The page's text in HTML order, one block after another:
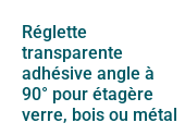
Réglette
transparente
adhésive angle à
90° pour étagère
verre, bois ou métal